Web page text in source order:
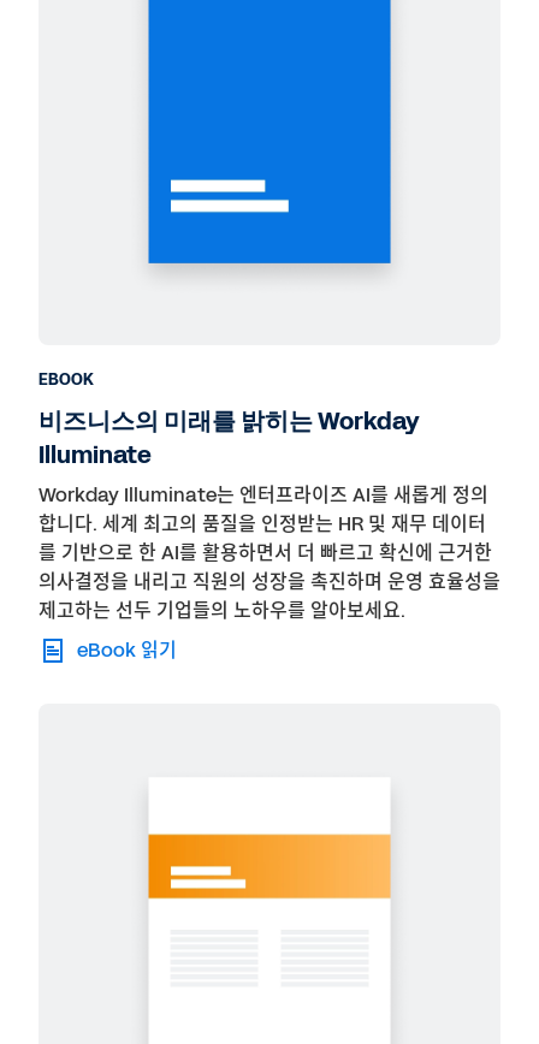
EBOOK
비즈니스의 미래를 밝히는 Workday
Illuminate
Workday Illuminate는 엔터프라이즈 AI를 새롭게 정의
합니다. 세계 최고의 품질을 인정받는 HR 및 재무 데이터
를 기반으로 한 AI를 활용하면서 더 빠르고 확신에 근거한
의사결정을 내리고 직원의 성장을 촉진하며 운영 효율성을
제고하는 선두 기업들의 노하우를 알아보세요.
eBook 읽기